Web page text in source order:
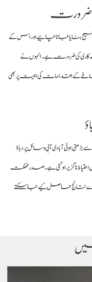
ضرورت
بنایا جانا چاہیے اور اس کے
کی ضرورت ہے۔ انہوں نے
کے اقدامات کی اہمیت پر بھی
ہوئی آبادی آبی وسائل پر دباؤ
ناگزیر ہو گئی ہے۔ صدر مملکت
بڑے نتائج حاصل کیے جا سکتے